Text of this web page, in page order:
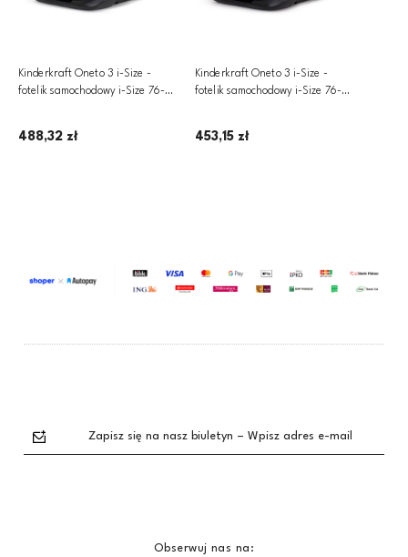
Kinderkraft Oneto 3 i-Size -
fotelik samochodowy i-Size 76-
488,32 zł
Kinderkraft Oneto 3 i-Size -
fotelik samochodowy i-Size 76-
453,15 zł
Zapisz się na nasz biuletyn – Wpisz adres e-mail
Obserwuj nas na: